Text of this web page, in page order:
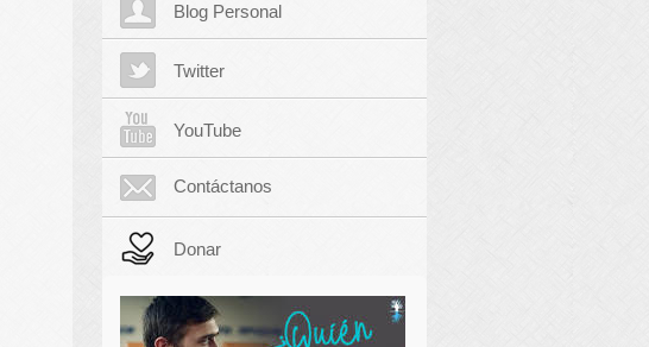
Blog Personal
Twitter
YouTube
Contáctanos
Donar